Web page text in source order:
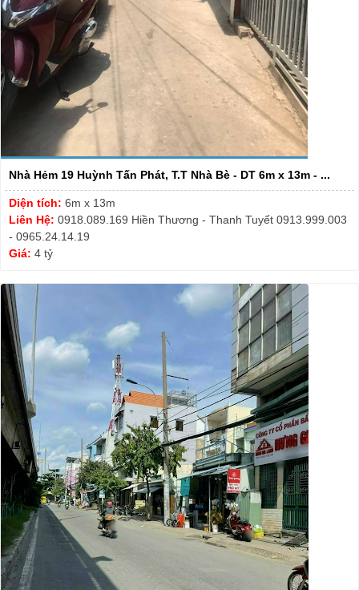
Nhà Hẻm 19 Huỳnh Tấn Phát, T.T Nhà Bè - DT 6m x 13m - ...
Diện tích: 6m x 13m
Liên Hệ: 0918.089.169 Hiền Thương - Thanh Tuyết 0913.999.003
- 0965.24.14.19
Giá: 4 tỷ